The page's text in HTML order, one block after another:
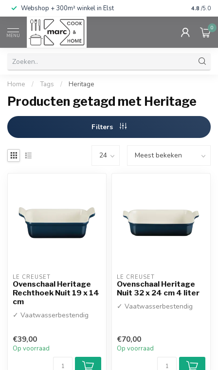
Webshop + 300m² winkel in Elst Gratis
4.8 /5.0
MENU
0
Home / Tags / Heritage
Producten getagd met Heritage
Filters
LE CREUSET
Ovenschaal Heritage
Rechthoek Nuit 19 x 14
cm
✓ Vaatwasserbestendig
€39,00
Op voorraad
LE CREUSET
Ovenschaal Heritage
Nuit 32 x 24 cm 4 liter
✓ Vaatwasserbestendig
€70,00
Op voorraad